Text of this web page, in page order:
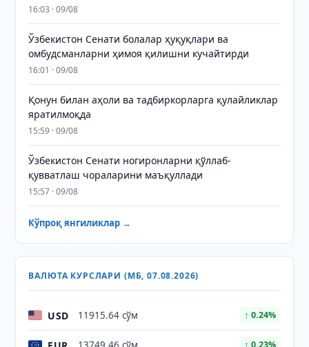
16:03 · 09/08
Ўзбекистон Сенати болалар ҳуқуқлари ва
омбудсманларни ҳимоя қилишни кучайтирди
16:01 · 09/08
Қонун билан аҳоли ва тадбиркорларга қулайликлар
яратилмоқда
15:59 · 09/08
Ўзбекистон Сенати ногиронларни қўллаб-
қувватлаш чораларини маъқуллади
15:57 · 09/08
Кўпроқ янгиликлар →
ВАЛЮТА КУРСЛАРИ (МБ, 07.08.2026)
USD 11915.64 сўм ↑ 0.24%
↑ 0.23%